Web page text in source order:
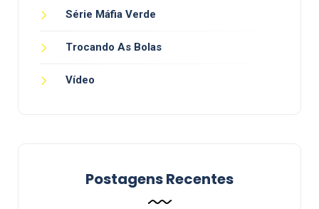
Série Máfia Verde
Trocando As Bolas
Vídeo
Postagens Recentes